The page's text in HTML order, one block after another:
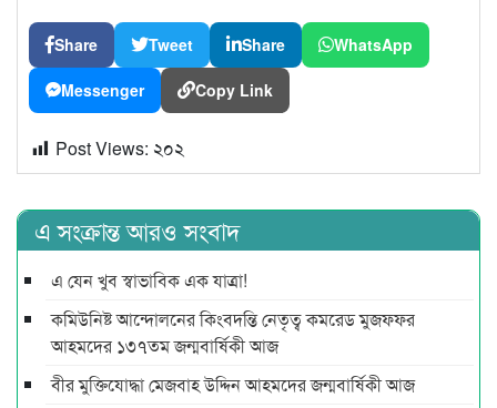
Share Tweet Share WhatsApp
Messenger Copy Link
Post Views: ২০২
এ সংক্রান্ত আরও সংবাদ
এ যেন খুব স্বাভাবিক এক যাত্রা!
কমিউনিষ্ট আন্দোলনের কিংবদন্তি নেতৃত্ব কমরেড মুজফ্ফর
আহমদের ১৩৭তম জন্মবার্ষিকী আজ
বীর মুক্তিযোদ্ধা মেজবাহ উদ্দিন আহমদের জন্মবার্ষিকী আজ